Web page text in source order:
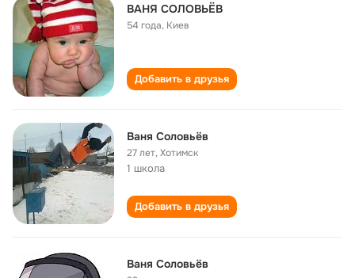
ВАНЯ СОЛОВЬЁВ
54 года, Киев
Добавить в друзья
Ваня Соловьёв
27 лет,Хотимск
1 школа
Добавить в друзья
Ваня Соловьёв